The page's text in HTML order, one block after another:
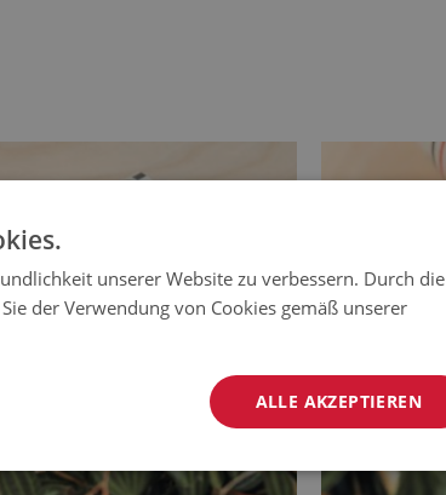
unserer Website zu verbessern. Durch die
der Verwendung von Cookies gemäß unserer
ALLE AKZEPTIEREN